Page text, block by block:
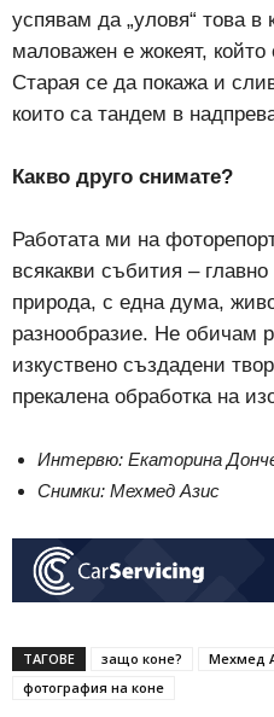
успявам да „уловя“ това
маловажен е жокеят,
Старая се да покажа и
които са тандем в
Какво друго снимате?
Работата ми на
всякакви събития –
природа, с една дума,
разнообразие. Не обичам
изкуствено създадени
прекалена обработка на
Интервю: Екаторина
Снимки: Мехмед Азис
ТАГОВЕ защо коне? Мехмед
фотография на коне